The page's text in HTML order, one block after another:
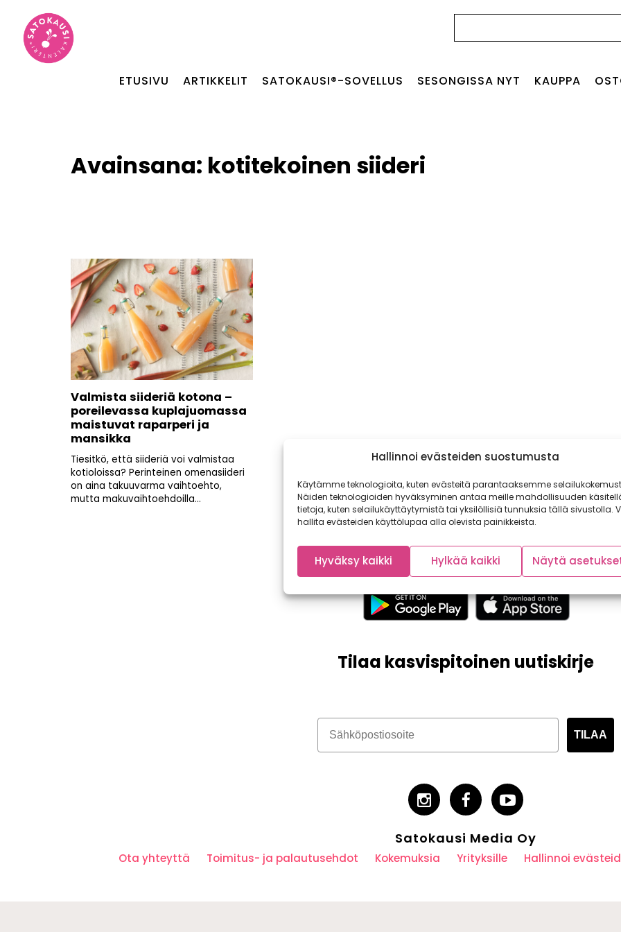
Hallinnoi evästeiden suostumusta
Käytämme teknologioita, kuten evästeitä parantaaksemme
Näiden teknologioiden hyväksyminen antaa meille mahdollisuuden
tietoja, kuten selailukäyttäytymistä tai yksilöllisiä tunnuksia tällä sivustolla.
hallita evästeiden käyttölupaa alla olevista painikkeista.
Hyväksy kaikki Hylkää kaikki Näytä
ETUSIVU ARTIKKELIT SATOKAUSI®-SOVELLUS SESONGISSA NYT KAUPPA
Avainsana: kotitekoinen siideri
Valmista siideriä kotona –
poreilevassa kuplajuomassa
maistuvat raparperi ja
mansikka
Tiesitkö, että siideriä voi valmistaa
kotioloissa? Perinteinen omenasiideri
on aina takuuvarma vaihtoehto,
mutta makuvaihtoehdoilla...
Tilaa kasvispitoinen uutiskirje
TILAA
Satokausi Media Oy
Ota yhteyttä Toimitus- ja palautusehdot Kokemuksia Yrityksille Hallinnoi